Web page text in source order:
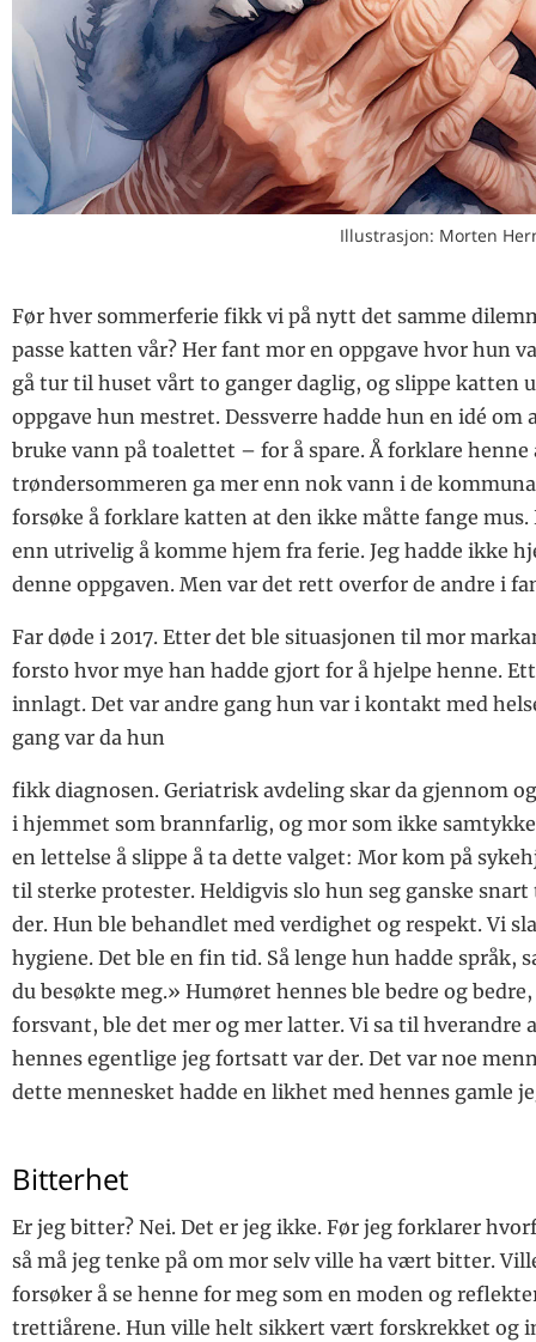
Illustrasjon: Morten
Før hver sommerferie fikk vi på nytt det samme
passe katten vår? Her fant mor en oppgave hvor hun
gå tur til huset vårt to ganger daglig, og slippe katten
oppgave hun mestret. Dessverre hadde hun en idé om
bruke vann på toalettet – for å spare. Å forklare henne
trøndersommeren ga mer enn nok vann i de
forsøke å forklare katten at den ikke måtte fange mus.
enn utrivelig å komme hjem fra ferie. Jeg hadde ikke
denne oppgaven. Men var det rett overfor de andre i
Far døde i 2017. Etter det ble situasjonen til mor
forsto hvor mye han hadde gjort for å hjelpe henne.
innlagt. Det var andre gang hun var i kontakt med
gang var da hun
fikk diagnosen. Geriatrisk avdeling skar da gjennom
i hjemmet som brannfarlig, og mor som ikke
en lettelse å slippe å ta dette valget: Mor kom på
til sterke protester. Heldigvis slo hun seg ganske
der. Hun ble behandlet med verdighet og respekt. Vi
hygiene. Det ble en fin tid. Så lenge hun hadde språk,
du besøkte meg.» Humøret hennes ble bedre og
forsvant, ble det mer og mer latter. Vi sa til hverandre
hennes egentlige jeg fortsatt var der. Det var noe
dette mennesket hadde en likhet med hennes gamle
Bitterhet
Er jeg bitter? Nei. Det er jeg ikke. Før jeg forklarer
så må jeg tenke på om mor selv ville ha vært bitter.
forsøker å se henne for meg som en moden og
trettiårene. Hun ville helt sikkert vært forskrekket og